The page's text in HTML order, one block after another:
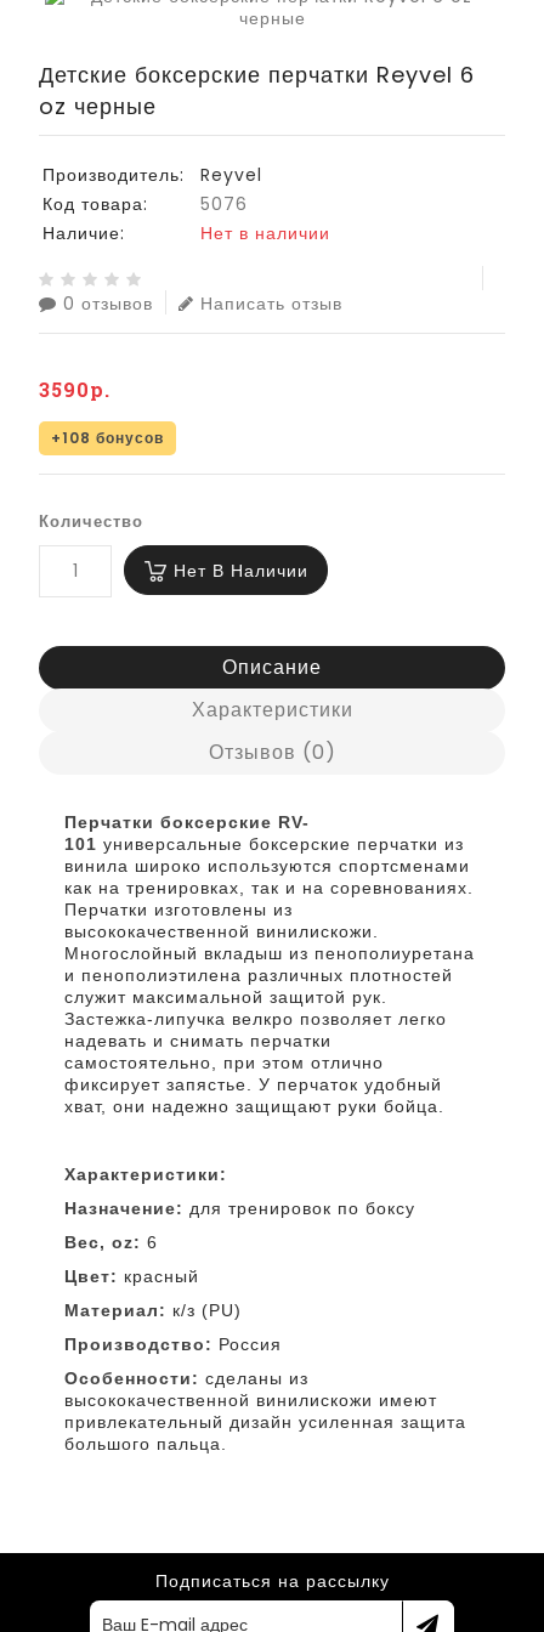
Детские боксерские перчатки Reyvel 6
oz черные
Производитель:
Reyvel
Код товара:
5076
Наличие:
Нет в наличии
0 отзывов Написать отзыв
3590р.
+108 бонусов
Количество
Нет В Наличии
Описание
Характеристики
Отзывов (0)
Перчатки боксерские RV-
101универсальные боксерские перчатки из
винила широко используются спортсменами
как на тренировках, так и на соревнованиях.
Перчатки изготовлены из
высококачественной винилискожи.
Многослойный вкладыш из пенополиуретана
и пенополиэтилена различных плотностей
служит максимальной защитой рук.
Застежка-липучка велкро позволяет легко
надевать и снимать перчатки
самостоятельно, при этом отлично
фиксирует запястье. У перчаток удобный
хват, они надежно защищают руки бойца.
Характеристики:
Назначение: для тренировок по боксу
Вес, oz: 6
Цвет: красный
Материал: к/з (PU)
Производство: Россия
Особенности:сделаны из
высококачественной винилискожи имеют
привлекательный дизайн усиленная защита
большого пальца.
Подписаться на рассылку